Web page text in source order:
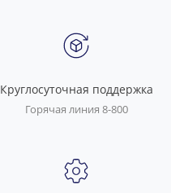
Круглосуточная поддержка
Горячая линия 8-800